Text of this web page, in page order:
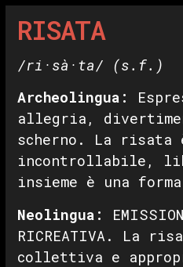
RISATA
/ri·sà·ta/ (s.f.)
Archeolingua:
allegria,
scherno. La risata
incontrollabile,
insieme è una
Neolingua:
RICREATIVA. La
collettiva e